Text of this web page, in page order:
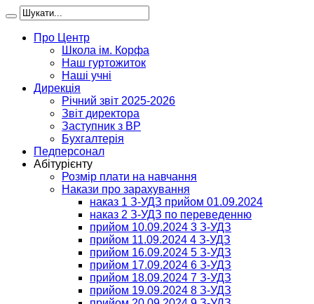
Про Центр
Школа ім. Корфа
Наш гуртожиток
Наші учні
Дирекція
Річний звіт 2025-2026
Звіт директора
Заступник з ВР
Бухгалтерія
Педперсонал
Абітурієнту
Розмір плати на навчання
Накази про зарахування
наказ 1 З-УДЗ прийом 01.09.2024
наказ 2 З-УДЗ по переведенню
прийом 10.09.2024 3 З-УДЗ
прийом 11.09.2024 4 З-УДЗ
прийом 16.09.2024 5 З-УДЗ
прийом 17.09.2024 6 З-УДЗ
прийом 18.09.2024 7 З-УДЗ
прийом 19.09.2024 8 З-УДЗ